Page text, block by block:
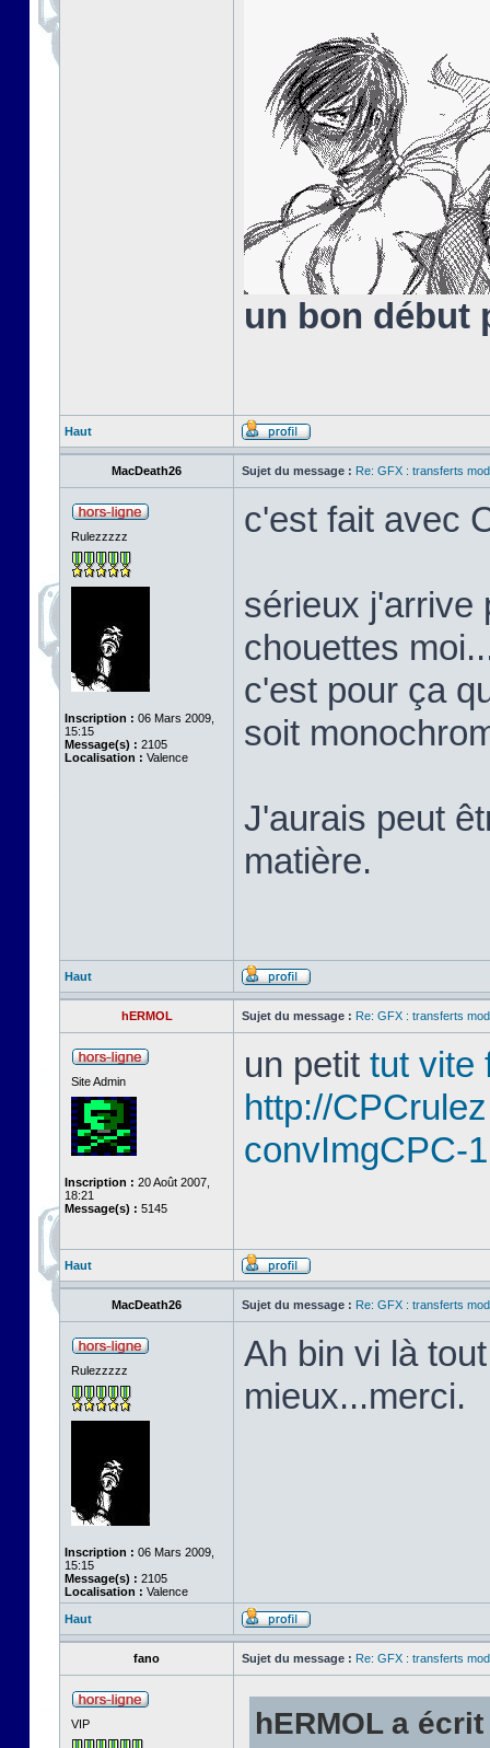
un bon début
Haut
MacDeath26 Sujet du message : Re: GFX : transferts
Rulezzzzz
Inscription : 06 Mars 2009,
15:15
Message(s) : 2105
Localisation : Valence
c'est fait avec
sérieux j'arrive
chouettes
c'est pour ça
soit
J'aurais peut
matière.
Haut
hERMOL Sujet du message : Re: GFX : transferts
Site Admin
Inscription : 20 Août 2007,
18:21
Message(s) : 5145
un petit tut vite
http://
convImgCPC-
Haut
MacDeath26 Sujet du message : Re: GFX : transferts
Rulezzzzz
Inscription : 06 Mars 2009,
15:15
Message(s) : 2105
Localisation : Valence
Ah bin vi là
mieux...merci.
Haut
fano Sujet du message : Re: GFX : transferts
VIP hERMOL a